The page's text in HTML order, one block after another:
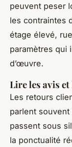
peuvent peser
les contraintes
étage élevé,
paramètres qui
d’œuvre.
Lire les avis
Les retours
parlent
passent sous
la ponctualité